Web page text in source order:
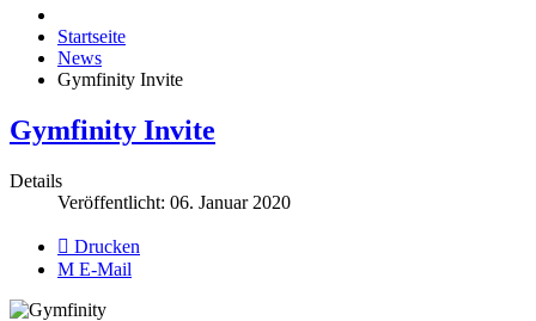
Startseite
News
Gymfinity Invite
Gymfinity Invite
Details
Veröffentlicht: 06. Januar 2020
Drucken
E-Mail